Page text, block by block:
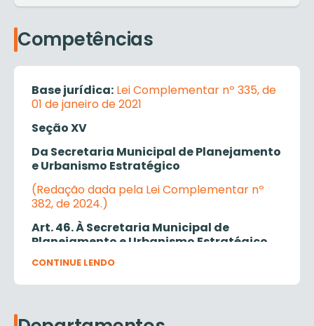
Competências
Base jurídica: Lei Complementar nº 335, de
01 de janeiro de 2021
Seção XV
Da Secretaria Municipal de Planejamento
e Urbanismo Estratégico
(Redação dada pela Lei Complementar nº
382, de 2024.)
Art. 46. À Secretaria Municipal de
Planejamento e Urbanismo Estratégico
compete, dentre outras atribuições
regimentais:(Redação dada pela Lei
Complementar nº 382, de 2024.)
controle e a implementação do Plano Diretor
CONTINUE LENDO